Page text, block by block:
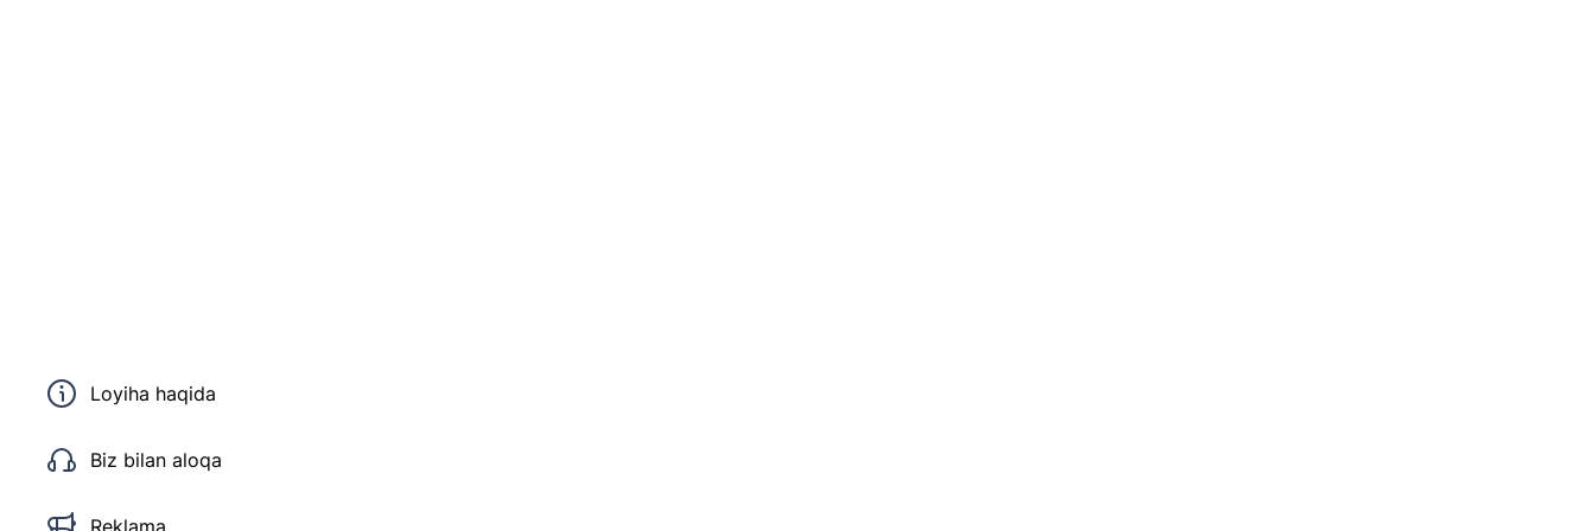
Loyiha haqida
Biz bilan aloqa
Reklama